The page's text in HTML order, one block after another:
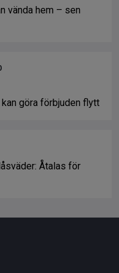
vända hem – sen
göra förbjuden flytt
Åtalas för